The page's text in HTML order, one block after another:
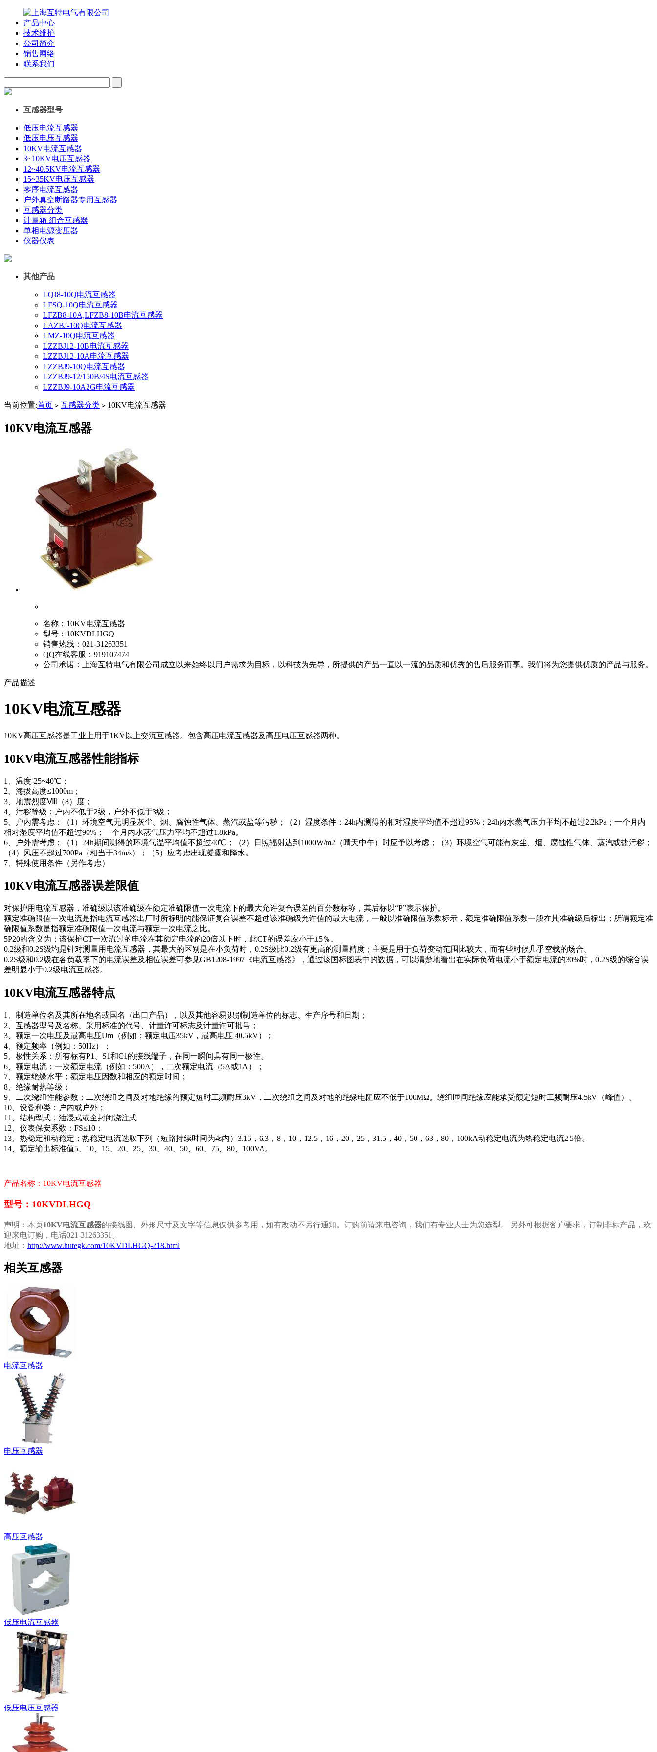
产品中心
技术维护
公司简介
销售网络
联系我们
互感器型号
低压电流互感器
低压电压互感器
10KV电流互感器
3~10KV电压互感器
12~40.5KV电流互感器
15~35KV电压互感器
零序电流互感器
户外真空断路器专用互感器
互感器分类
计量箱 组合互感器
单相电源变压器
仪器仪表
其他产品
LQJ8-10Q电流互感器
LFSQ-10Q电流互感器
LFZB8-10A,LFZB8-10B电流互感器
LAZBJ-10Q电流互感器
LMZ-10Q电流互感器
LZZBJ12-10B电流互感器
LZZBJ12-10A电流互感器
LZZBJ9-10Q电流互感器
LZZBJ9-12/150B/4S电流互感器
LZZBJ9-10A2G电流互感器
当前位置:首页 > 互感器分类 > 10KV电流互感器
10KV电流互感器
名称： 10KV电流互感器
型号： 10KVDLHGQ
销售热线： 021-31263351
QQ在线客服： 919107474
公司承诺：
上海互特电气有限公司成立以来始终以用户需求为目标，以科技为先导，所提供的产品一直以一流的品质和优秀的售后服务而享。我们将为您提供优质的产品与服务。
产品描述
10KV电流互感器
10KV高压互感器是工业上用于1KV以上交流互感器。包含高压电流互感器及高压电压互感器两种。
10KV电流互感器性能指标
1、温度-25~40℃；
2、海拔高度≤1000m；
3、地震烈度Ⅷ（8）度；
4、污秽等级：户内不低于2级，户外不低于3级；
5、户内需考虑：（1）环境空气无明显灰尘、烟、腐蚀性气体、蒸汽或盐等污秽；（2）湿度条件：24h内测得的相对湿度平均值不超过95%；24h内水蒸气压力平均不超过2.2kPa；一个月内
相对湿度平均值不超过90%；一个月内水蒸气压力平均不超过1.8kPa。
6、户外需考虑：（1）24h期间测得的环境气温平均值不超过40℃；（2）日照辐射达到1000W/m2（晴天中午）时应予以考虑；（3）环境空气可能有灰尘、烟、腐蚀性气体、蒸汽或盐污秽；
（4）风压不超过700Pa（相当于34m/s）；（5）应考虑出现凝露和降水。
7、特殊使用条件（另作考虑）
10KV电流互感器误差限值
对保护用电流互感器，准确级以该准确级在额定准确限值一次电流下的最大允许复合误差的百分数标称，其后标以“P”表示保护。
额定准确限值一次电流是指电流互感器出厂时所标明的能保证复合误差不超过该准确级允许值的最大电流，一般以准确限值系数标示，额定准确限值系数一般在其准确级后标出；所谓额定准
确限值系数是指额定准确限值一次电流与额定一次电流之比。
5P20的含义为：该保护CT一次流过的电流在其额定电流的20倍以下时，此CT的误差应小于±5％。
0.2级和0.2S级圴是针对测量用电流互感器，其最大的区别是在小负荷时，0.2S级比0.2级有更高的测量精度；主要是用于负荷变动范围比较大，而有些时候几乎空载的场合。
0.2S级和0.2级在各负载率下的电流误差及相位误差可参见GB1208-1997《电流互感器》，通过该国标图表中的数据，可以清楚地看出在实际负荷电流小于额定电流的30%时，0.2S级的综合误
差明显小于0.2级电流互感器。
10KV电流互感器特点
1、制造单位名及其所在地名或国名（出口产品），以及其他容易识别制造单位的标志、生产序号和日期；
2、互感器型号及名称、采用标准的代号、计量许可标志及计量许可批号；
3、额定一次电压及最高电压Um（例如：额定电压35kV，最高电压 40.5kV）；
4、额定频率（例如：50Hz）；
5、极性关系：所有标有P1、S1和C1的接线端子，在同一瞬间具有同一极性。
6、额定电流：一次额定电流（例如：500A），二次额定电流（5A或1A）；
7、额定绝缘水平；额定电压因数和相应的额定时间；
8、绝缘耐热等级；
9、二次绕组性能参数；二次绕组之间及对地绝缘的额定短时工频耐压3kV，二次绕组之间及对地的绝缘电阻应不低于100MΩ。绕组匝间绝缘应能承受额定短时工频耐压4.5kV（峰值）。
10、设备种类：户内或户外；
11、结构型式：油浸式或全封闭浇注式
12、仪表保安系数：FS≤10；
13、热稳定和动稳定；热稳定电流选取下列（短路持续时间为4s内）3.15，6.3，8，10，12.5，16，20，25，31.5，40，50，63，80，100kA动稳定电流为热稳定电流2.5倍。
14、额定输出标准值5、10、15、20、25、30、40、50、60、75、80、100VA。
产品名称：10KV电流互感器
型号：10KVDLHGQ
声明：本页10KV电流互感器的接线图、外形尺寸及文字等信息仅供参考用，如有改动不另行通知。订购前请来电咨询，我们有专业人士为您选型。 另外可根据客户要求，订制非标产品，欢
迎来电订购，电话021-31263351。
地址： http://www.hutegk.com/10KVDLHGQ-218.html
相关互感器
电流互感器
电压互感器
高压互感器
低压电流互感器
低压电压互感器